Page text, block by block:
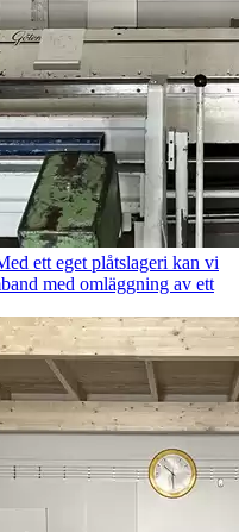
ett eget plåtslageri kan vi
med omläggning av ett